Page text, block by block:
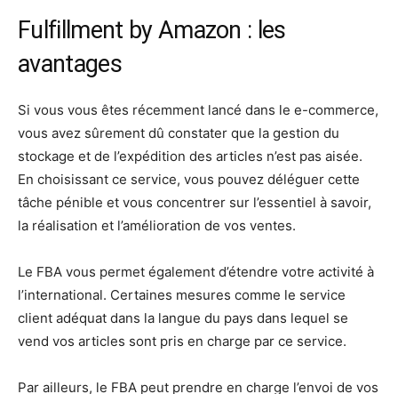
Fulfillment by Amazon : les
avantages
Si vous vous êtes récemment lancé dans le e-commerce,
vous avez sûrement dû constater que la gestion du
stockage et de l’expédition des articles n’est pas aisée.
En choisissant ce service, vous pouvez déléguer cette
tâche pénible et vous concentrer sur l’essentiel à savoir,
la réalisation et l’amélioration de vos ventes.
Le FBA vous permet également d’étendre votre activité à
l’international. Certaines mesures comme le service
client adéquat dans la langue du pays dans lequel se
vend vos articles sont pris en charge par ce service.
Par ailleurs, le FBA peut prendre en charge l’envoi de vos